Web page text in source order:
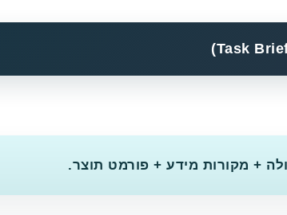
+ מקורות מידע + פורמט תוצר.